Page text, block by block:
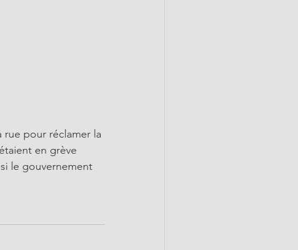
rue pour réclamer la
en grève
le gouvernement